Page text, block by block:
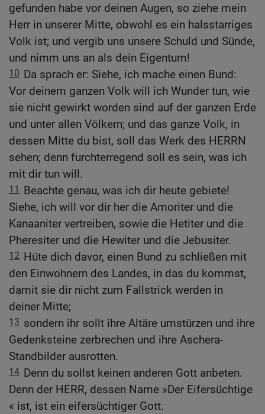
gefunden habe vor deinen Augen, so ziehe mein
Herr in unserer Mitte, obwohl es ein halsstarriges
Volk ist; und vergib uns unsere Schuld und Sünde,
und nimm uns an als dein Eigentum!
10 Da sprach er: Siehe, ich mache einen Bund:
Vor deinem ganzen Volk will ich Wunder tun, wie
sie nicht gewirkt worden sind auf der ganzen Erde
und unter allen Völkern; und das ganze Volk, in
dessen Mitte du bist, soll das Werk des HERRN
sehen; denn furchterregend soll es sein, was ich
mit dir tun will.
11
Beachte genau, was ich dir heute gebiete!
Siehe, ich will vor dir her die Amoriter und die
Kanaaniter vertreiben, sowie die Hetiter und die
Pheresiter und die Hewiter und die Jebusiter.
12 Hüte dich davor, einen Bund zu schließen mit
den Einwohnern des Landes, in das du kommst,
damit sie dir nicht zum Fallstrick werden in
deiner Mitte;
13 sondern ihr sollt ihre Altäre umstürzen und ihre
Gedenksteine zerbrechen und ihre Aschera-
Standbilder ausrotten.
14 Denn du sollst keinen anderen Gott anbeten.
Denn der HERR, dessen Name »Der Eifersüchtige
« ist, ist ein eifersüchtiger Gott.